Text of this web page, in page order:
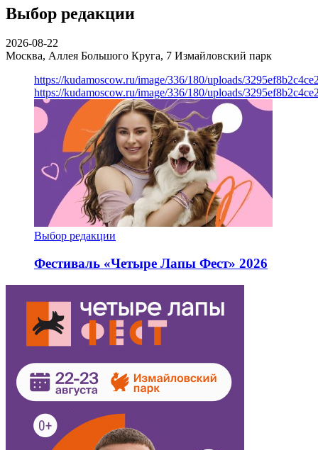
Выбор редакции
2026-08-22
Москва, Аллея Большого Круга, 7 Измайловский парк
https://kudamoscow.ru/image/336/180/uploads/
https://kudamoscow.ru/image/336/180/uploads/
Выбор редакции
Фестиваль «Четыре Лапы Фест» 2026